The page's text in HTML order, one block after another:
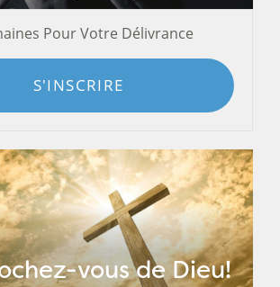
Pour Votre Délivrance
S'INSCRIRE
vous de Dieu!